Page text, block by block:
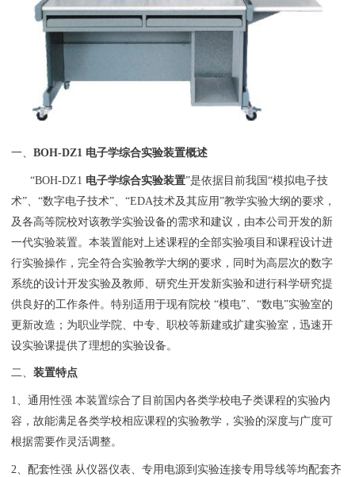
一、BOH-DZ1 电子学综合实验装置概述
“BOH-DZ1 电子学综合实验装置”是依据目前我国“模拟电子技
术”、“数字电子技术”、“EDA技术及其应用”教学实验大纲的要求，
及各高等院校对该教学实验设备的需求和建议，由本公司开发的新
一代实验装置。本装置能对上述课程的全部实验项目和课程设计进
行实验操作，完全符合实验教学大纲的要求，同时为高层次的数字
系统的设计开发实验及教师、研究生开发新实验和进行科学研究提
供良好的工作条件。特别适用于现有院校 “模电”、“数电”实验室的
更新改造；为职业学院、中专、职校等新建或扩建实验室，迅速开
设实验课提供了理想的实验设备。
二、装置特点
1、通用性强 本装置综合了目前国内各类学校电子类课程的实验内
容，故能满足各类学校相应课程的实验教学，实验的深度与广度可
根据需要作灵活调整。
2、配套性强 从仪器仪表、专用电源到实验连接专用导线等均配套齐